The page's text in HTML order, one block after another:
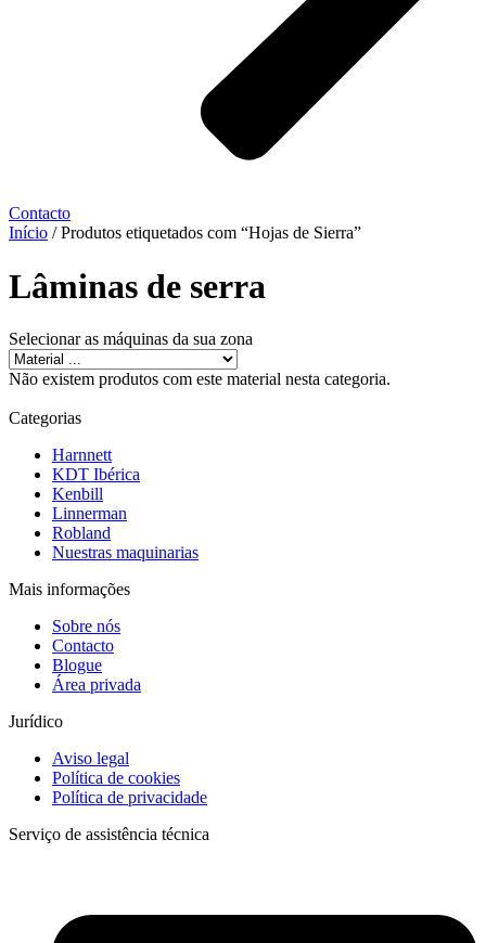
Contacto
Início / Produtos etiquetados com “Hojas de Sierra”
Lâminas de serra
Selecionar as máquinas da sua zona
Não existem produtos com este material nesta categoria.
Categorias
Harnnett
KDT Ibérica
Kenbill
Linnerman
Robland
Nuestras maquinarias
Mais informações
Sobre nós
Contacto
Blogue
Área privada
Jurídico
Aviso legal
Política de cookies
Política de privacidade
Serviço de assistência técnica